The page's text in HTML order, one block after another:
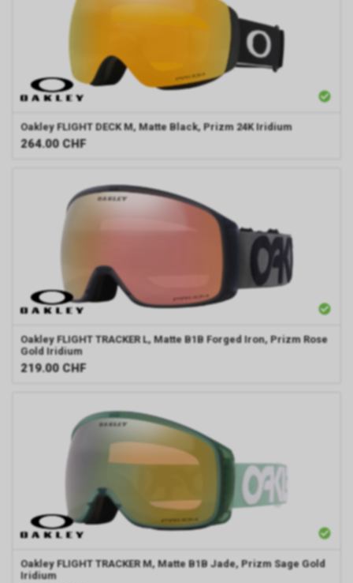
Oakley FLIGHT DECK M, Matte Black, Prizm 24K Iridium
264.00 CHF
Oakley FLIGHT TRACKER L, Matte B1B Forged Iron, Prizm Rose
Gold Iridium
219.00 CHF
Oakley FLIGHT TRACKER M, Matte B1B Jade, Prizm Sage Gold
Iridium